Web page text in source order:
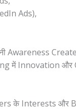
Ads),
Awareness
Innovation और
के Interests और